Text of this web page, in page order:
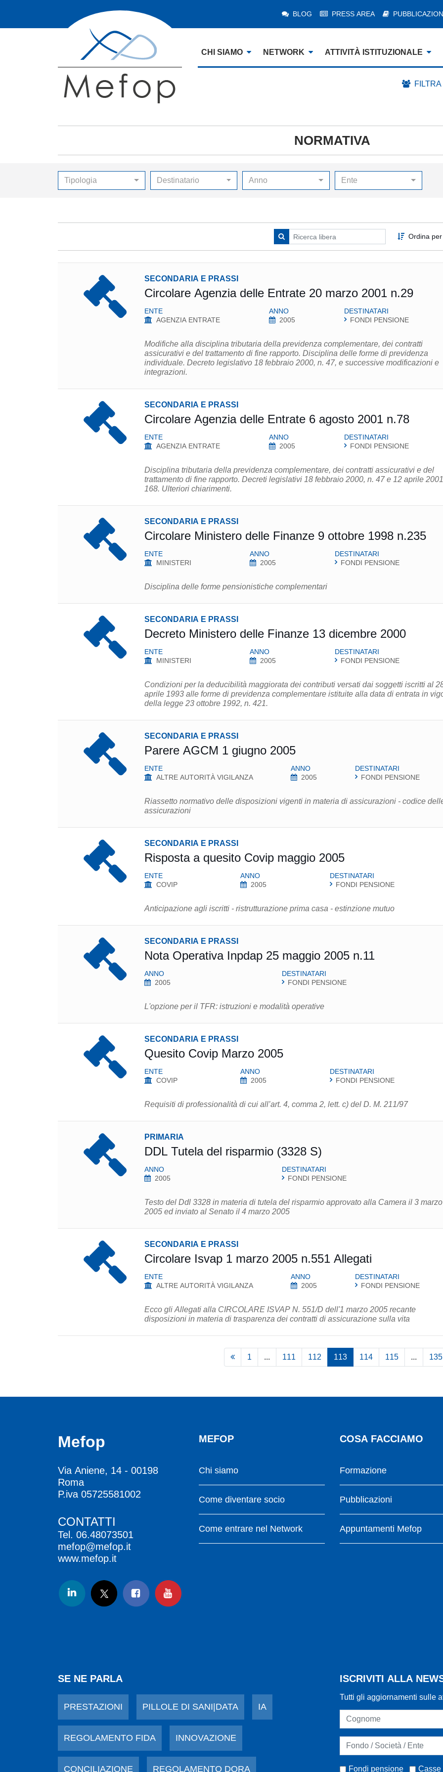
BLOG PRESS AREA
CHI SIAMO NETWORK ATTIVITÀ ISTITUZIONALE
NORMATIVA
Tipologia Destinatario Anno Ente
Ordina
SECONDARIA E PRASSI
Circolare Agenzia delle Entrate 20 marzo 2001 n.29
ENTE
AGENZIA ENTRATE
ANNO
2005
DESTINATARI
FONDI PENSIONE
Modifiche alla disciplina tributaria della previdenza complementare, dei contratti
assicurativi e del trattamento di fine rapporto. Disciplina delle forme di previdenza
individuale. Decreto legislativo 18 febbraio 2000, n. 47, e successive modificazioni e
integrazioni.
SECONDARIA E PRASSI
Circolare Agenzia delle Entrate 6 agosto 2001 n.78
ENTE
AGENZIA ENTRATE
ANNO
2005
DESTINATARI
FONDI PENSIONE
Disciplina tributaria della previdenza complementare, dei contratti assicurativi e del
trattamento di fine rapporto. Decreti legislativi 18 febbraio 2000, n. 47 e 12 aprile
168. Ulteriori chiarimenti.
SECONDARIA E PRASSI
Circolare Ministero delle Finanze 9 ottobre 1998 n.235
ENTE
MINISTERI
ANNO
2005
DESTINATARI
FONDI PENSIONE
Disciplina delle forme pensionistiche complementari
SECONDARIA E PRASSI
Decreto Ministero delle Finanze 13 dicembre 2000
ENTE
MINISTERI
ANNO
2005
DESTINATARI
FONDI PENSIONE
Condizioni per la deducibilità maggiorata dei contributi versati dai soggetti iscritti al
aprile 1993 alle forme di previdenza complementare istituite alla data di entrata in
della legge 23 ottobre 1992, n. 421.
SECONDARIA E PRASSI
Parere AGCM 1 giugno 2005
ENTE
ALTRE AUTORITÀ VIGILANZA
ANNO
2005
DESTINATARI
FONDI PENSIONE
Riassetto normativo delle disposizioni vigenti in materia di assicurazioni - codice
assicurazioni
SECONDARIA E PRASSI
Risposta a quesito Covip maggio 2005
ENTE
COVIP
ANNO
2005
DESTINATARI
FONDI PENSIONE
Anticipazione agli iscritti - ristrutturazione prima casa - estinzione mutuo
SECONDARIA E PRASSI
Nota Operativa Inpdap 25 maggio 2005 n.11
ANNO
2005
DESTINATARI
FONDI PENSIONE
L'opzione per il TFR: istruzioni e modalità operative
SECONDARIA E PRASSI
Quesito Covip Marzo 2005
ENTE
COVIP
ANNO
2005
DESTINATARI
FONDI PENSIONE
​Requisiti di professionalità di cui all’art. 4, comma 2, lett. c) del D. M. 211/97
PRIMARIA
DDL Tutela del risparmio (3328 S)
ANNO
2005
DESTINATARI
FONDI PENSIONE
Testo del Ddl 3328 in materia di tutela del risparmio approvato alla Camera il 3 marzo
2005 ed inviato al Senato il 4 marzo 2005
SECONDARIA E PRASSI
Circolare Isvap 1 marzo 2005 n.551 Allegati
ENTE
ALTRE AUTORITÀ VIGILANZA
ANNO
2005
DESTINATARI
FONDI PENSIONE
Ecco gli Allegati alla CIRCOLARE ISVAP N. 551/D dell'1 marzo 2005 recante
disposizioni in materia di trasparenza dei contratti di assicurazione sulla vita
1 ... 111 112 113 114 115 ... 135
Mefop
Via Aniene, 14 - 00198
Roma
P.iva 05725581002
CONTATTI
Tel. 06.48073501
mefop@mefop.it
www.mefop.it
MEFOP
Chi siamo
Come diventare socio
Come entrare nel Network
COSA FACCIAMO
Formazione
Pubblicazioni
Appuntamenti Mefop
SE NE PARLA
PRESTAZIONI PILLOLE DI SANI|DATA IA
REGOLAMENTO FIDA INNOVAZIONE
CONCILIAZIONE REGOLAMENTO DORA
ISCRIVITI ALLA
Tutti gli aggiornamenti sulle
Fondi pensione Casse